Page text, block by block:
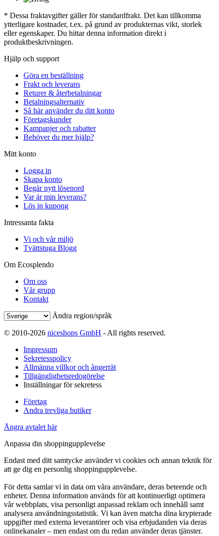
* Dessa fraktavgifter gäller för standardfrakt. Det kan tillkomma
ytterligare kostnader, t.ex. på grund av produkternas vikt, storlek
eller egenskaper. Du hittar denna information direkt i
produktbeskrivningen.
Hjälp och support
Göra en beställning
Frakt och leverans
Returer & återbetalningar
Betalningsalternativ
Så här använder du ditt konto
Företagskunder
Kampanjer och rabatter
Behöver du mer hjälp?
Mitt konto
Logga in
Skapa konto
Begär nytt lösenord
Var är min leverans?
Lös in kupong
Intressanta fakta
Vi och vår miljö
Tvättstuga Blogg
Om Ecosplendo
Om oss
Vår grupp
Kontakt
Ändra region/språk
© 2010-2026 niceshops GmbH - All rights reserved.
Impressum
Sekretesspolicy
Allmänna villkor och ångerrät
Tillgänglighetsredogörelse
Inställningar för sekretess
Företag
Andra trevliga butiker
Ångra avtalet här
Anpassa din shoppingupplevelse
Endast med ditt samtycke använder vi cookies och annan teknik för
att ge dig en personlig shoppingupplevelse.
För detta samlar vi in data om våra användare, deras beteende och
enheter. Denna information används för att kontinuerligt optimera
vår webbplats, visa personligt anpassad reklam och innehåll samt
analysera användningsstatistik. Vi kan även matcha dina krypterade
uppgifter med externa leverantörer och visa erbjudanden via deras
onlinekanaler – men endast om du redan använder deras tjänster.